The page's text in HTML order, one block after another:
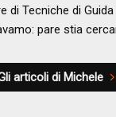
di Tecniche di
pare stia
articoli di Michele